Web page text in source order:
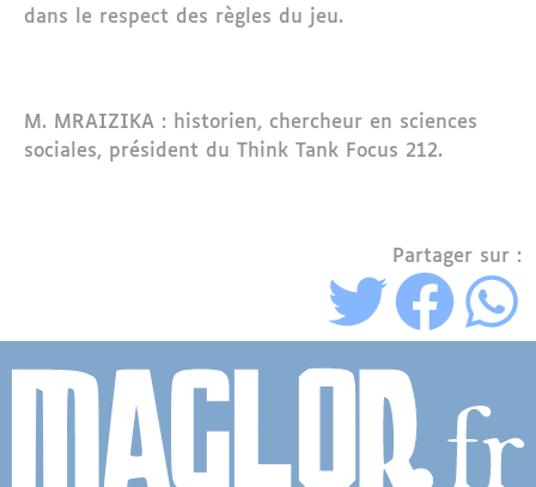
dans le respect des règles du jeu.
M. MRAIZIKA : historien, chercheur en sciences
sociales, président du Think Tank Focus 212.
Partager sur :